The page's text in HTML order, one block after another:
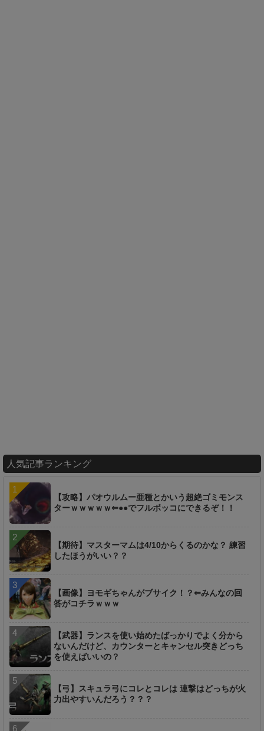
人気記事ランキング
【攻略】パオウルムー亜種とかいう超絶ゴミモンス
ターｗｗｗｗｗ⇐●●でフルボッコにできるぞ！！
【期待】マスターマムは4/10からくるのかな？ 練習
したほうがいい？？
【画像】ヨモギちゃんがブサイク！？⇐みんなの回
答がコチラｗｗｗ
【武器】ランスを使い始めたばっかりでよく分から
ないんだけど、カウンターとキャンセル突きどっち
を使えばいいの？
【弓】スキュラ弓にコレとコレは 連撃はどっちが火
力出やすいんだろう？？？